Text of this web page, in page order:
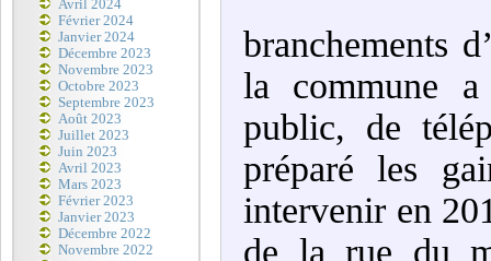
Avril 2024
Février 2024
Janvier 2024
Décembre 2023
Novembre 2023
Octobre 2023
Septembre 2023
Août 2023
Juillet 2023
Juin 2023
Avril 2023
Mars 2023
Février 2023
Janvier 2023
Décembre 2022
Novembre 2022
branchements
la commune a
public, de
préparé les
intervenir en
de la rue du